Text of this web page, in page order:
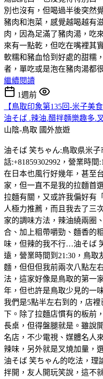
別也沒有，但喝過半後突然
豬肉和泡菜，感覺越喝越有
肉，因為足滿了豬肉湯，吃
來有一點乾，但吃在嘴裡其
軟糯和豬血恰到好處的甜糯
者，單吃或是泡在豬肉湯都
繼續閱讀
1週前
【鳥取印象第135回-米子美
油そば .辣油.醋拌麵樂趣多.
山陰-鳥取 國外旅遊
油そば 笑ちゃん:鳥取県米子
話:+81859302992，營業時間
在日本也風行好幾年，甚至
家，但一直不是我的拉麵首
拉麵有關，又或許我偏好有
人極力推薦，而且我去了三
家的調味方法，辣油繞兩圈
合、加上粗帶嚼勁、麵香的
味，但辣的我不行…油そば
遠，營業時間到21:30，鳥
麵，但但但我前兩次八點左
法，這家好像是鳥取的第一
年，但也許是鳥取少見的一
我們是5點半左右到的，店
下。除了拉麵店慣有的板前
長桌，但得盤腿就是。雖說
名店，不少電視、媒體名人
辣味，另外就是叉燒加量，
油そば 笑ちゃん的吃法，理
拌開，友人開玩笑說，這不